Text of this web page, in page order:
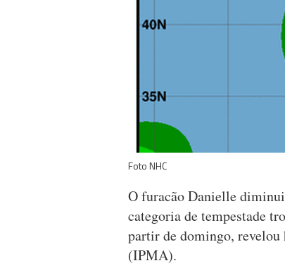
Foto NHC
O furacão Danielle
categoria de tempestade
partir de domingo,
(IPMA).